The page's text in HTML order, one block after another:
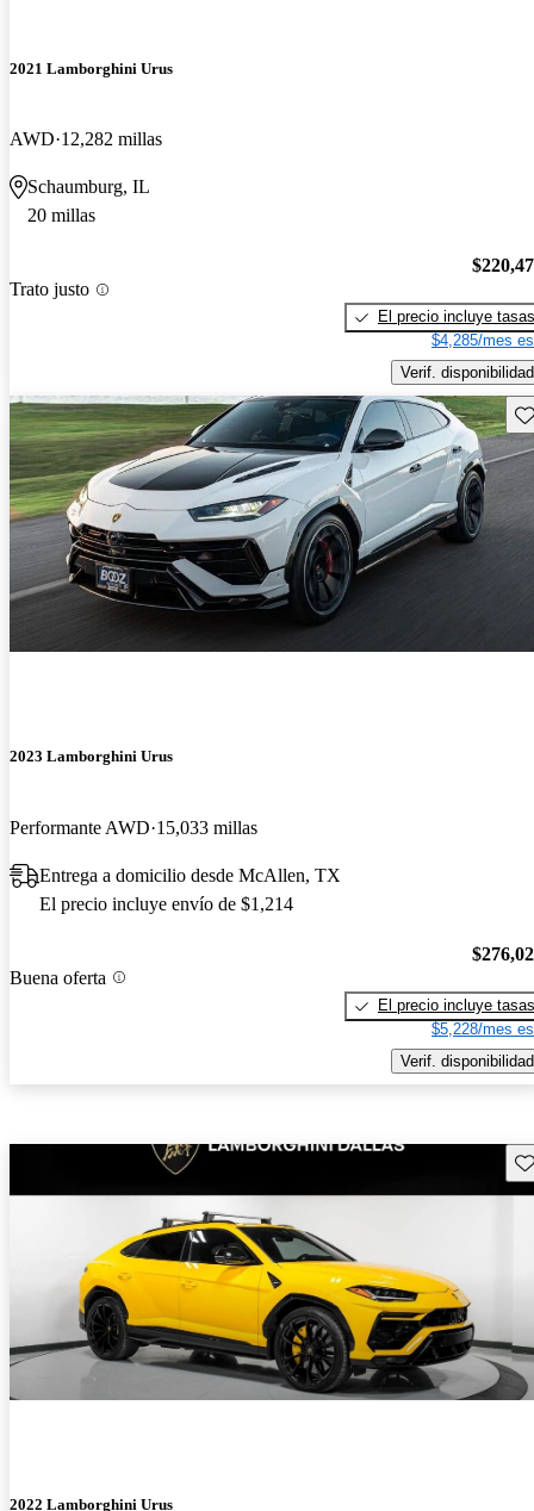
2021 Lamborghini Urus
AWD 12,282 millas
Schaumburg, IL
20 millas
Trato justo
El precio incluye tasas
$4,285/mes
Verif. disponibilidad
2023 Lamborghini Urus
Performante AWD 15,033 millas
Entrega a domicilio desde McAllen, TX
El precio incluye envío de $1,214
Buena oferta
El precio incluye tasas
$5,228/mes
Verif. disponibilidad
2022 Lamborghini Urus